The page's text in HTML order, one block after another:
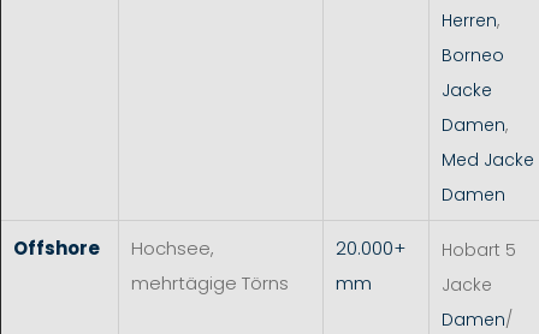
Herren,
Borneo
Jacke
Damen,
Med Jacke
Damen
Offshore
Hochsee,
mehrtägige Törns
20.000+
mm
Hobart 5
Jacke
Damen/